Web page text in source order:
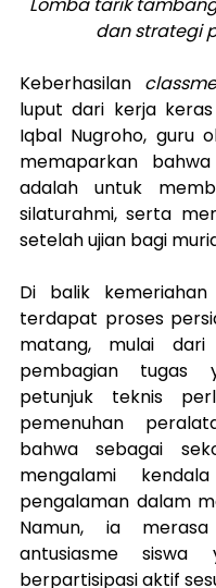
dan strategi
Keberhasilan
luput dari kerja
Iqbal Nugroho, guru
memaparkan
adalah untuk
silaturahmi, serta
setelah ujian bagi
Di balik
terdapat proses
matang, mulai dari
pembagian tugas
petunjuk teknis
pemenuhan
bahwa sebagai
mengalami
pengalaman dalam
Namun, ia merasa
antusiasme
berpartisipasi aktif